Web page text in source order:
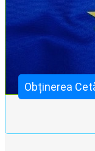
Obținerea